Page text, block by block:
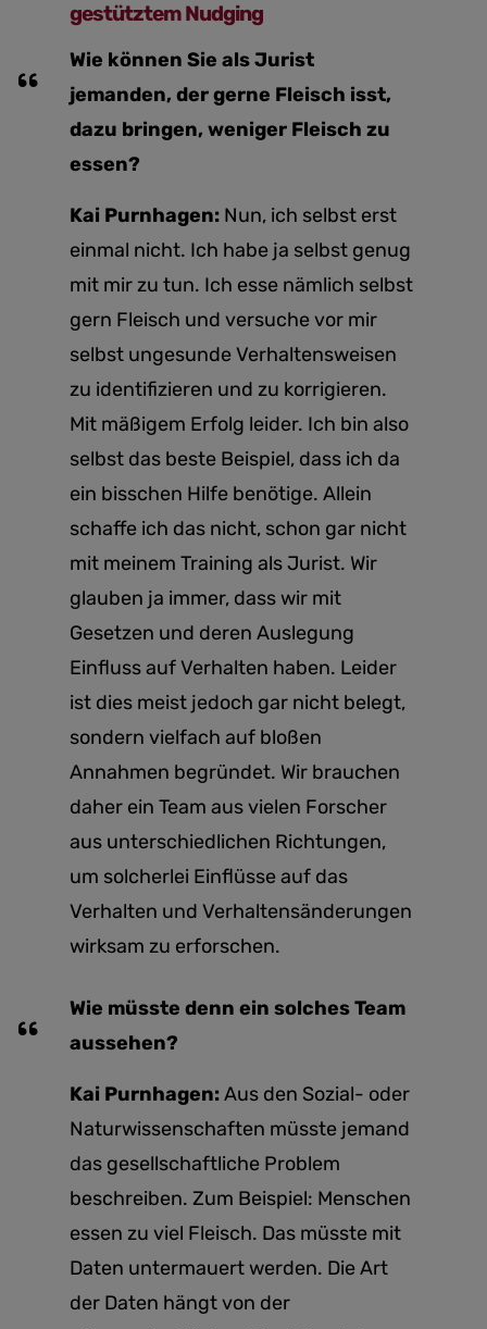
gestütztem Nudging
Wie können Sie als Jurist
jemanden, der gerne Fleisch isst,
dazu bringen, weniger Fleisch zu
essen?
Kai Purnhagen: Nun, ich selbst erst
einmal nicht. Ich habe ja selbst genug
mit mir zu tun. Ich esse nämlich selbst
gern Fleisch und versuche vor mir
selbst ungesunde Verhaltensweisen
zu identifizieren und zu korrigieren.
Mit mäßigem Erfolg leider. Ich bin also
selbst das beste Beispiel, dass ich da
ein bisschen Hilfe benötige. Allein
schaffe ich das nicht, schon gar nicht
mit meinem Training als Jurist. Wir
glauben ja immer, dass wir mit
Gesetzen und deren Auslegung
Einfluss auf Verhalten haben. Leider
ist dies meist jedoch gar nicht belegt,
sondern vielfach auf bloßen
Annahmen begründet. Wir brauchen
daher ein Team aus vielen Forscher
aus unterschiedlichen Richtungen,
um solcherlei Einflüsse auf das
Verhalten und Verhaltensänderungen
wirksam zu erforschen.
Wie müsste denn ein solches Team
aussehen?
Kai Purnhagen:Aus den Sozial- oder
Naturwissenschaften müsste jemand
das gesellschaftliche Problem
beschreiben. Zum Beispiel: Menschen
essen zu viel Fleisch. Das müsste mit
Daten untermauert werden. Die Art
der Daten hängt von der